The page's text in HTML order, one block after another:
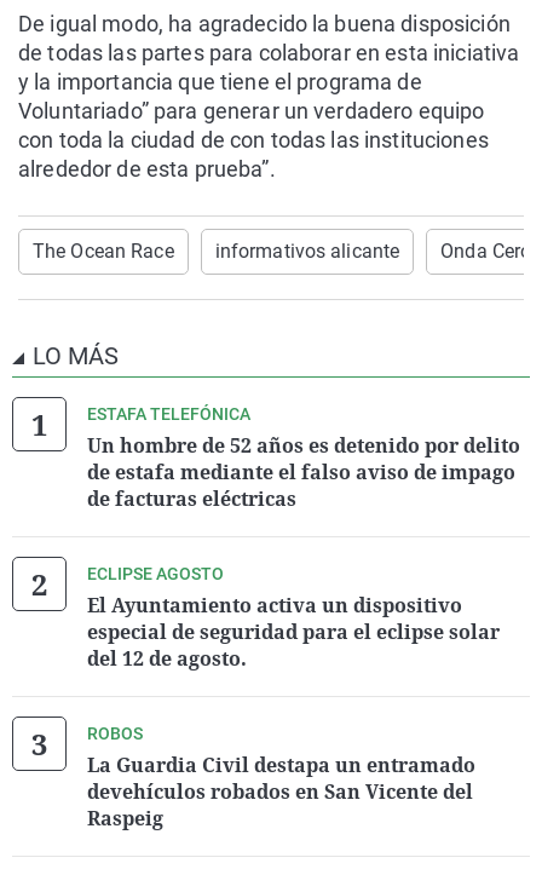
De igual modo, ha agradecido la buena disposición
de todas las partes para colaborar en esta iniciativa
y la importancia que tiene el programa de
Voluntariado” para generar un verdadero equipo
con toda la ciudad de con todas las instituciones
alrededor de esta prueba”.
The Ocean Race informativos alicante Onda Cero
LO MÁS
ESTAFA TELEFÓNICA
Un hombre de 52 años es detenido por delito
de estafa mediante el falso aviso de impago
de facturas eléctricas
ECLIPSE AGOSTO
El Ayuntamiento activa un dispositivo
especial de seguridad para el eclipse solar
del 12 de agosto.
ROBOS
La Guardia Civil destapa un entramado
devehículos robados en San Vicente del
Raspeig